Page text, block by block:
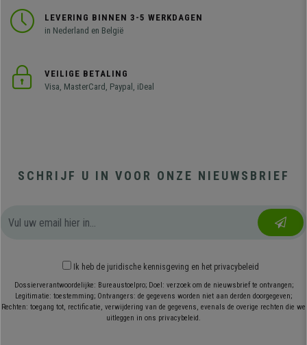
LEVERING BINNEN 3-5 WERKDAGEN
in Nederland en België
VEILIGE BETALING
Visa, MasterCard, Paypal, iDeal
SCHRIJF U IN VOOR ONZE NIEUWSBRIEF
Ik heb de juridische kennisgeving en het privacybeleid
Dossierverantwoordelijke: Bureaustoelpro; Doel: verzoek om de nieuwsbrief te ontvangen;
Legitimatie: toestemming; Ontvangers: de gegevens worden niet aan derden doorgegeven;
Rechten: toegang tot, rectificatie, verwijdering van de gegevens, evenals de overige rechten die we
uitleggen in ons privacybeleid.